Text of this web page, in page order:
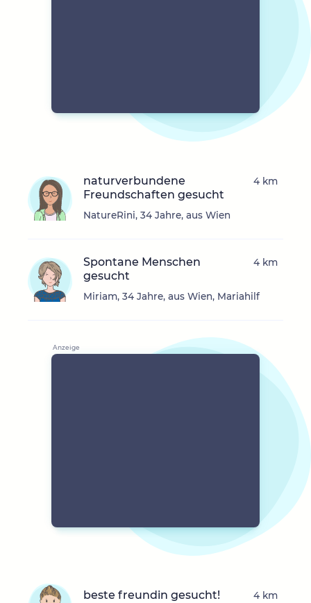
naturverbundene
Freundschaften gesucht
NatureRini, 34 Jahre, aus Wien
4 km
Spontane Menschen
gesucht
Miriam, 34 Jahre, aus Wien, Mariahilf
4 km
beste freundin gesucht! 4 km